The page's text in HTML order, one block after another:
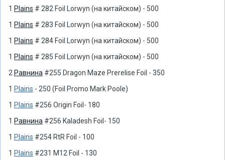
1 Plains # 282 Foil Lorwyn (на китайском) - 500
1 Plains # 283 Foil Lorwyn (на китайском) - 500
1 Plains # 284 Foil Lorwyn (на китайском) - 500
1 Plains # 285 Foil Lorwyn (на китайском) - 500
2 Равнина #255 Dragon Maze Prerelise Foil - 350
1 Plains - 250 (Foil Promo Mark Poole)
1 Plains #256 Origin Foil- 180
1 Равнина #256 Kaladesh Foil- 150
1 Plains #254 RtR Foil - 100
1 Plains #231 M12 Foil - 130